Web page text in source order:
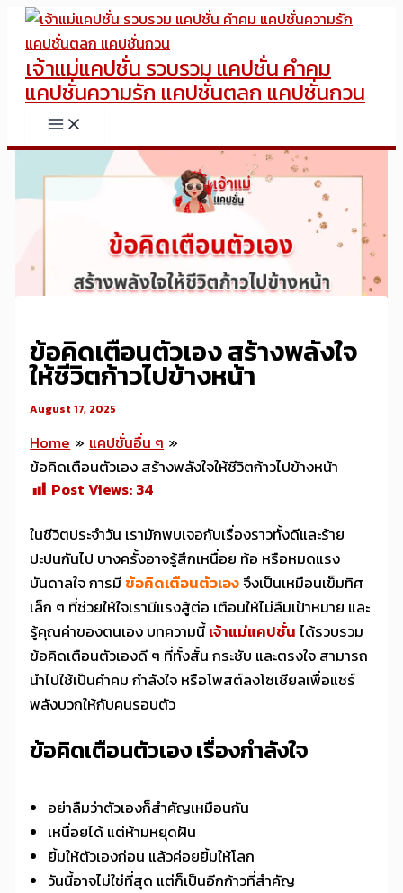
Skip
content
เจ้าแม่แคปชั่น รวบรวม แคปชั่น คำคม
แคปชั่นความรัก แคปชั่นตลก แคปชั่นกวน
ข้อคิดเตือนตัวเอง สร้างพลังใจ
ให้ชีวิตก้าวไปข้างหน้า
August 17, 2025
Home
แคปชั่นอื่น ๆ
ข้อคิดเตือนตัวเอง สร้างพลังใจให้ชีวิตก้าวไปข้างหน้า
Post Views: 34
ในชีวิตประจำวัน เรามักพบเจอกับเรื่องราวทั้งดีและร้าย
ปะปนกันไป บางครั้งอาจรู้สึกเหนื่อย ท้อ หรือหมดแรง
บันดาลใจ การมีข้อคิดเตือนตัวเองจึงเป็นเหมือนเข็มทิศ
เล็ก ๆ ที่ช่วยให้ใจเรามีแรงสู้ต่อ เตือนให้ไม่ลืมเป้าหมาย และ
รู้คุณค่าของตนเอง บทความนี้เจ้าแม่แคปชั่น ได้รวบรวม
ข้อคิดเตือนตัวเองดี ๆ ที่ทั้งสั้น กระชับ และตรงใจ สามารถ
นำไปใช้เป็นคำคม กำลังใจ หรือโพสต์ลงโซเชียลเพื่อแชร์
พลังบวกให้กับคนรอบตัว
ข้อคิดเตือนตัวเอง เรื่องกำลังใจ
อย่าลืมว่าตัวเองก็สำคัญเหมือนกัน
เหนื่อยได้ แต่ห้ามหยุดฝัน
ยิ้มให้ตัวเองก่อน แล้วค่อยยิ้มให้โลก
วันนี้อาจไม่ใช่ที่สุด แต่ก็เป็นอีกก้าวที่สำคัญ